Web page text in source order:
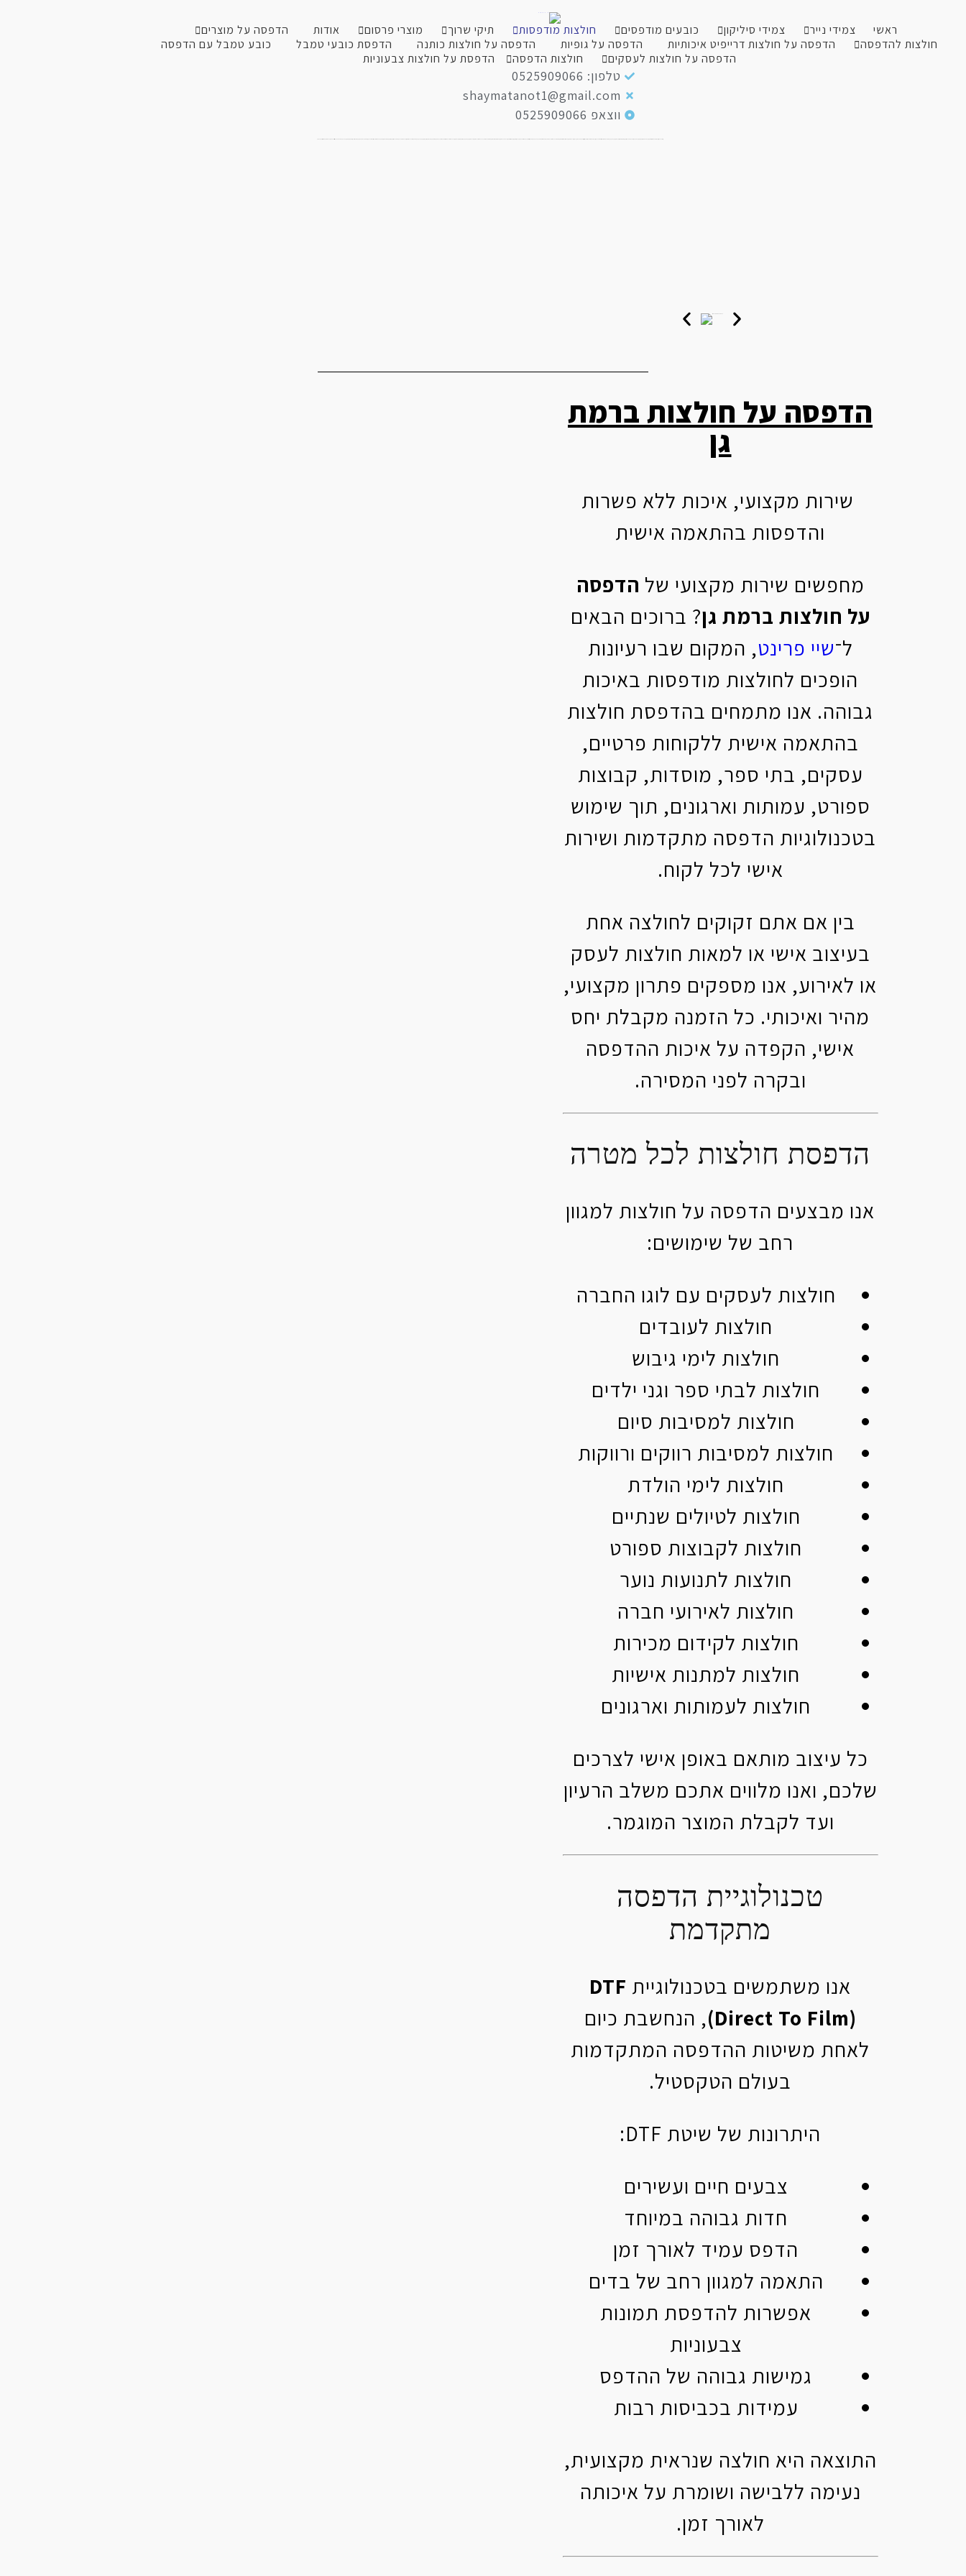
ראשי צמידי נייר צמידי סיליקון כובעים מודפסים חולצות מודפסות תיקי שרוך מוצרי פרסום אודות
הדפסה על מוצרים
חולצות להדפסה
הדפסה על חולצות דרייפיט איכותיות הדפסה על גופיות הדפסה על חולצות כותנה הדפסת כובעי טמבל
כובע טמבל עם הדפסה
הדפסה על חולצות לעסקים
חולצות הדפסה הדפסת על חולצות צבעוניות
טלפון: 0525909066
shaymatanot1@gmail.com
ווצאפ 0525909066
הדפסה על חולצות ברמת
גן
שירות מקצועי, איכות ללא פשרות
והדפסות בהתאמה אישית
מחפשים שירות מקצועי של הדפסה
על חולצות ברמת גן? ברוכים הבאים
ל־שיי פרינט, המקום שבו רעיונות
הופכים לחולצות מודפסות באיכות
גבוהה. אנו מתמחים בהדפסת חולצות
בהתאמה אישית ללקוחות פרטיים,
עסקים, בתי ספר, מוסדות, קבוצות
ספורט, עמותות וארגונים, תוך שימוש
בטכנולוגיות הדפסה מתקדמות ושירות
אישי לכל לקוח.
בין אם אתם זקוקים לחולצה אחת
בעיצוב אישי או למאות חולצות לעסק
או לאירוע, אנו מספקים פתרון מקצועי,
מהיר ואיכותי. כל הזמנה מקבלת יחס
אישי, הקפדה על איכות ההדפסה
ובקרה לפני המסירה.
הדפסת חולצות לכל מטרה
אנו מבצעים הדפסה על חולצות למגוון
רחב של שימושים:
חולצות לעסקים עם לוגו החברה
חולצות לעובדים
חולצות לימי גיבוש
חולצות לבתי ספר וגני ילדים
חולצות למסיבות סיום
חולצות למסיבות רווקים ורווקות
חולצות לימי הולדת
חולצות לטיולים שנתיים
חולצות לקבוצות ספורט
חולצות לתנועות נוער
חולצות לאירועי חברה
חולצות לקידום מכירות
חולצות למתנות אישיות
חולצות לעמותות וארגונים
כל עיצוב מותאם באופן אישי לצרכים
שלכם, ואנו מלווים אתכם משלב הרעיון
ועד לקבלת המוצר המוגמר.
טכנולוגיית הדפסה
מתקדמת
אנו משתמשים בטכנולוגיית DTF
(Direct To Film), הנחשבת כיום
לאחת משיטות ההדפסה המתקדמות
בעולם הטקסטיל.
היתרונות של שיטת DTF:
צבעים חיים ועשירים
חדות גבוהה במיוחד
הדפס עמיד לאורך זמן
התאמה למגוון רחב של בדים
אפשרות להדפסת תמונות
צבעוניות
גמישות גבוהה של ההדפס
עמידות בכביסות רבות
התוצאה היא חולצה שנראית מקצועית,
נעימה ללבישה ושומרת על איכותה
לאורך זמן.